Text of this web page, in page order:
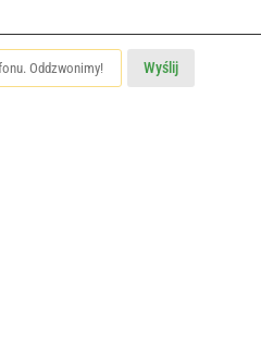
Wyślij